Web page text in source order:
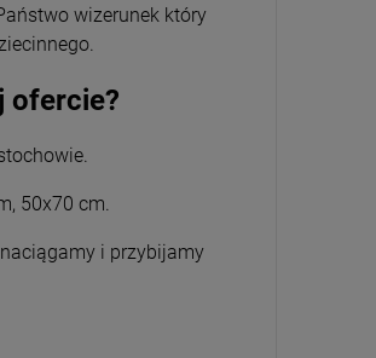
wizerunek który
ofercie?
50x70 cm.
i przybijamy